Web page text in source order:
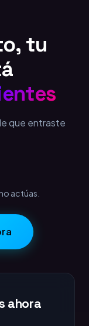
tu
que entraste
actúas.
ahora